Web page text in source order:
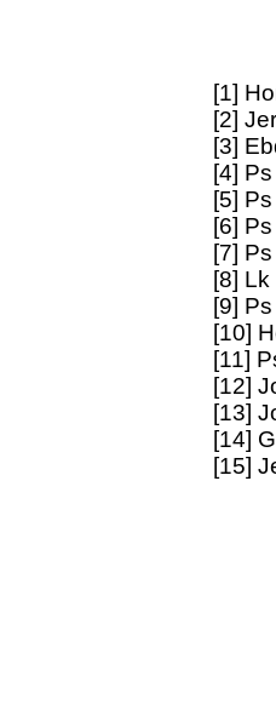
[1]
[2]
[3]
[4]
[5]
[6]
[7]
[8]
[9]
[10]
[11]
[12]
[13]
[14]
[15]